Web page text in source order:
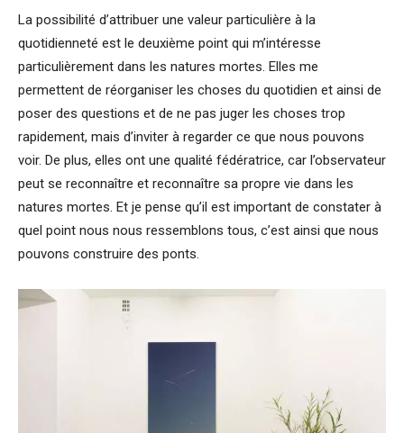
La possibilité d’attribuer une valeur particulière à la
quotidienneté est le deuxième point qui m’intéresse
particulièrement dans les natures mortes. Elles me
permettent de réorganiser les choses du quotidien et ainsi de
poser des questions et de ne pas juger les choses trop
rapidement, mais d’inviter à regarder ce que nous pouvons
voir. De plus, elles ont une qualité fédératrice, car l’observateur
peut se reconnaître et reconnaître sa propre vie dans les
natures mortes. Et je pense qu’il est important de constater à
quel point nous nous ressemblons tous, c’est ainsi que nous
pouvons construire des ponts.